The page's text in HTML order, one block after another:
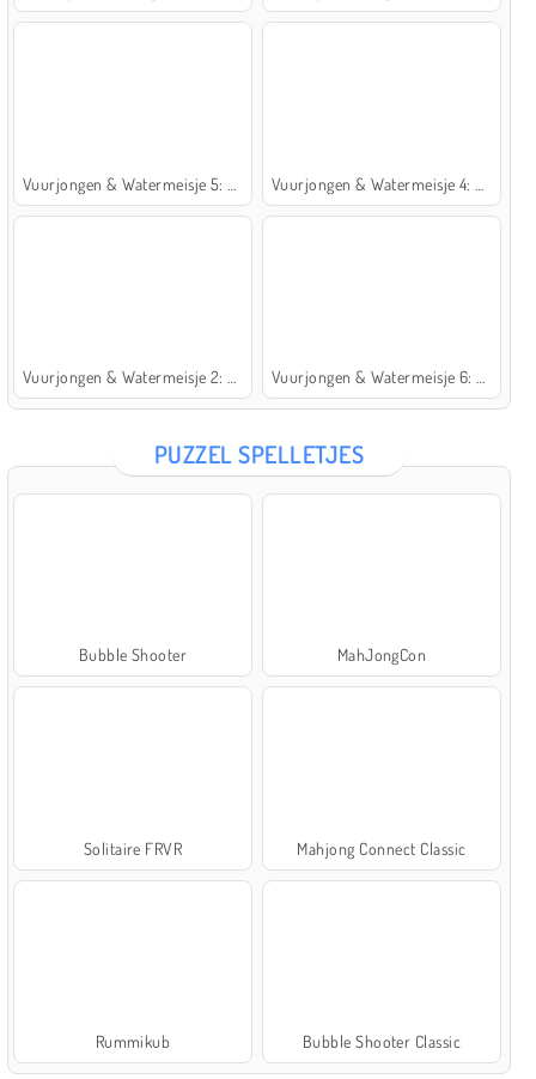
PUZZEL SPELLETJES
Bubble Shooter MahJongCon
Solitaire FRVR Mahjong Connect Classic
Rummikub Bubble Shooter Classic